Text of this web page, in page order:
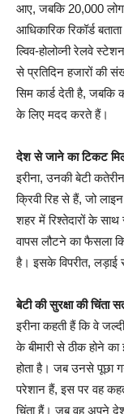
आए, जबकि 20,000 लोग
आधिकारिक रिकॉर्ड
ल्विव-होलोव्नी रेलवे
से प्रतिदिन हजारों की
सिम कार्ड देती है, जबकि
के लिए मदद करते हैं।
देश से जाने का टिकट
इरीना, उनकी बेटी
क्रिवी रिह से हैं, जो
शहर में रिश्तेदारों के
वापस लौटने का फैसला
है। इसके विपरीत, लड़ाई
बेटी की सुरक्षा की चिंता
इरीना कहती हैं कि वे
के बीमारी से ठीक होने
होता है। जब उनसे पूछा
परेशान हैं, इस पर वह
चिंता हैं। जब वह अपने